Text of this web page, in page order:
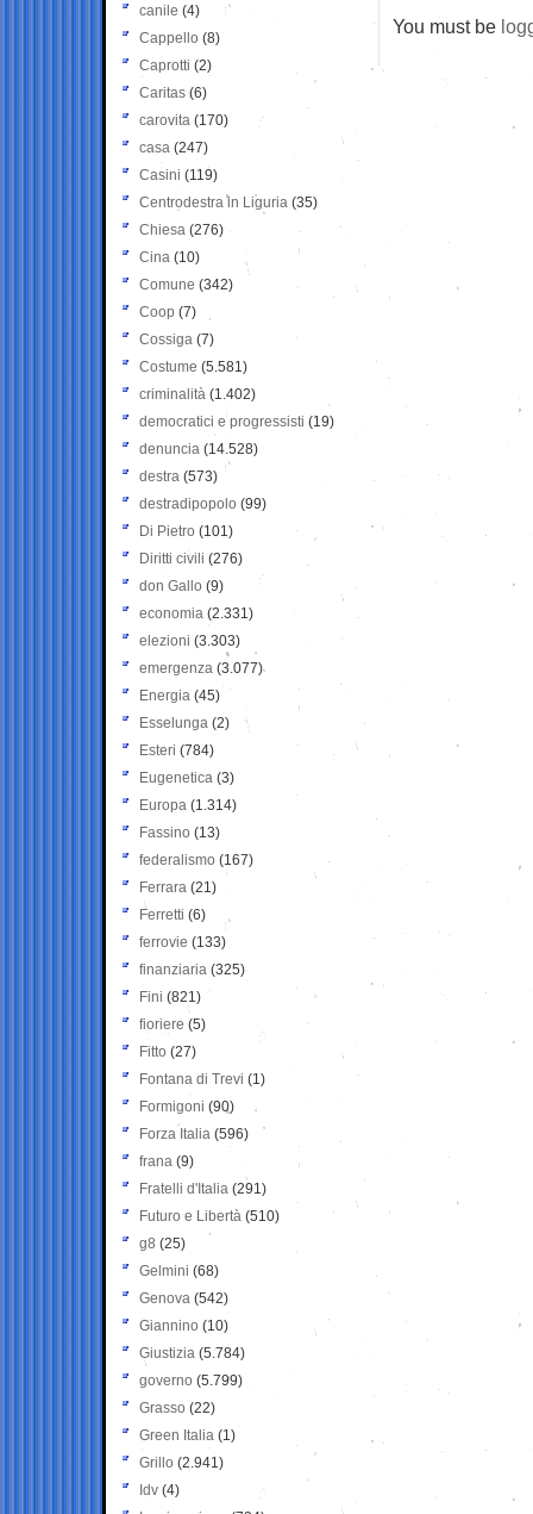
You must be
canile (4)
Cappello (8)
Caprotti (2)
Caritas (6)
carovita (170)
casa (247)
Casini (119)
Centrodestra in Liguria (35)
Chiesa (276)
Cina (10)
Comune (342)
Coop (7)
Cossiga (7)
Costume (5.581)
criminalità (1.402)
democratici e progressisti (19)
denuncia (14.528)
destra (573)
destradipopolo (99)
Di Pietro (101)
Diritti civili (276)
don Gallo (9)
economia (2.331)
elezioni (3.303)
emergenza (3.077)
Energia (45)
Esselunga (2)
Esteri (784)
Eugenetica (3)
Europa (1.314)
Fassino (13)
federalismo (167)
Ferrara (21)
Ferretti (6)
ferrovie (133)
finanziaria (325)
Fini (821)
fioriere (5)
Fitto (27)
Fontana di Trevi (1)
Formigoni (90)
Forza Italia (596)
frana (9)
Fratelli d'Italia (291)
Futuro e Libertà (510)
g8 (25)
Gelmini (68)
Genova (542)
Giannino (10)
Giustizia (5.784)
governo (5.799)
Grasso (22)
Green Italia (1)
Grillo (2.941)
Idv (4)